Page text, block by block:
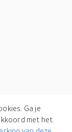
Ga je
met het